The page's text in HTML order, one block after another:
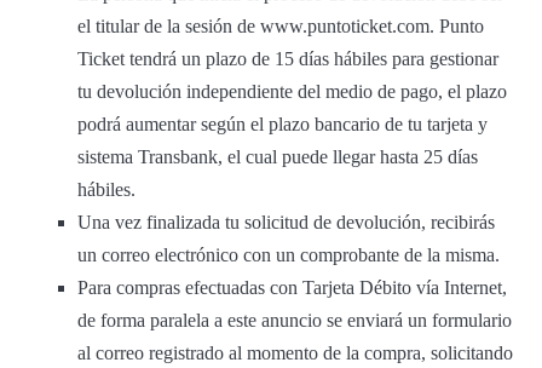
el titular de la sesión de www.puntoticket.com. Punto
Ticket tendrá un plazo de 15 días hábiles para gestionar
tu devolución independiente del medio de pago, el plazo
podrá aumentar según el plazo bancario de tu tarjeta y
sistema Transbank, el cual puede llegar hasta 25 días
hábiles.
Una vez finalizada tu solicitud de devolución, recibirás
un correo electrónico con un comprobante de la misma.
Para compras efectuadas con Tarjeta Débito vía Internet,
de forma paralela a este anuncio se enviará un formulario
al correo registrado al momento de la compra, solicitando